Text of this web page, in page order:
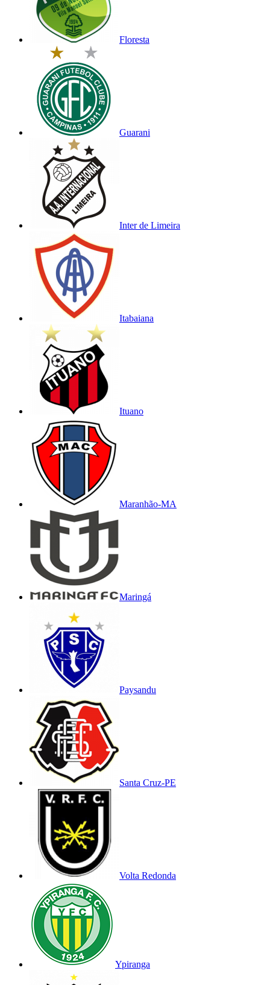
Floresta
Guarani
Inter de Limeira
Itabaiana
Ituano
Maranhão-MA
Maringá
Paysandu
Santa Cruz-PE
Volta Redonda
Ypiranga